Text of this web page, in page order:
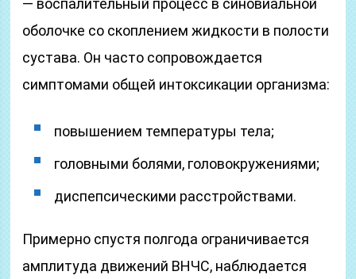
— воспалительный процесс в синовиальной
оболочке со скоплением жидкости в полости
сустава. Он часто сопровождается
симптомами общей интоксикации организма:
повышением температуры тела;
головными болями, головокружениями;
диспепсическими расстройствами.
Примерно спустя полгода ограничивается
амплитуда движений ВНЧС, наблюдается